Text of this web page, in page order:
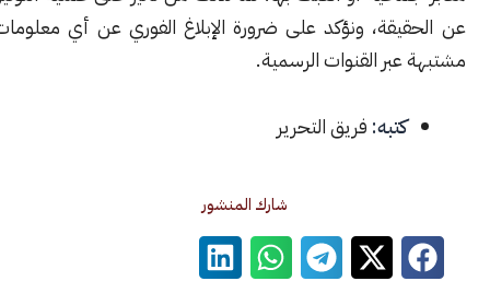
ونؤكد على ضرورة الإبلاغ الفوري عن أي معلومات أو مواقع
القنوات الرسمية.
فريق التحرير
شارك المنشور